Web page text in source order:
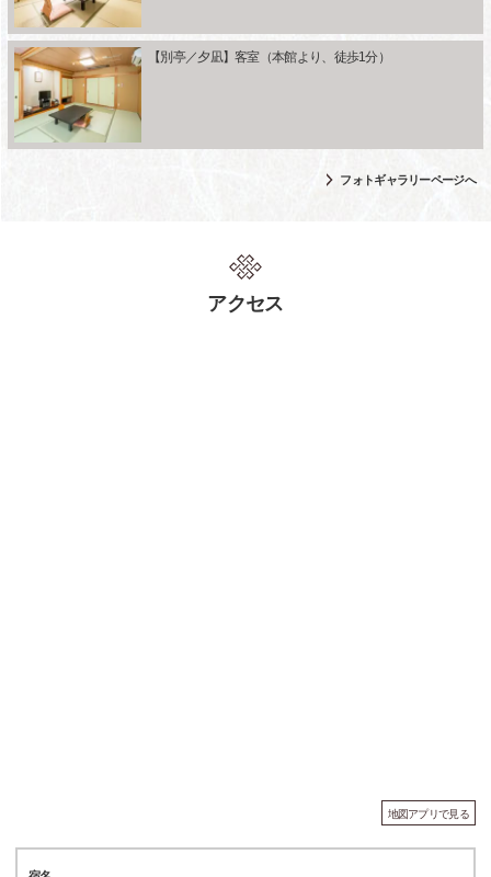
【別亭／夕凪】客室（本館より、徒歩1分）
フォトギャラリーページへ
アクセス
地図アプリで見る